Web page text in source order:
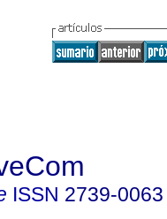
ISSN 2739-0063